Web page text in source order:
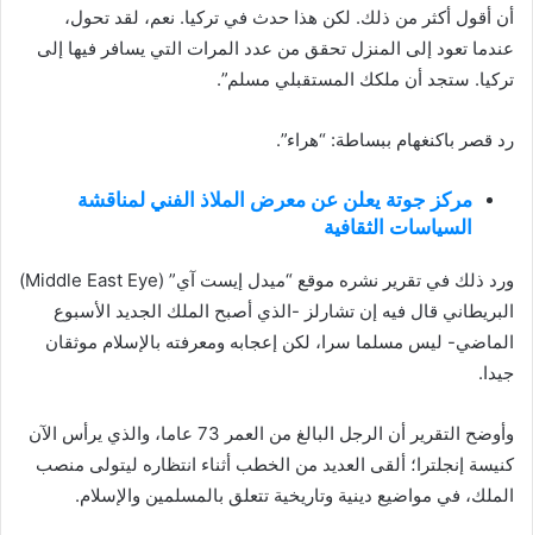
أن أقول أكثر من ذلك. لكن هذا حدث في تركيا. نعم، لقد تحول،
عندما تعود إلى المنزل تحقق من عدد المرات التي يسافر فيها إلى
تركيا. ستجد أن ملكك المستقبلي مسلم”.
رد قصر باكنغهام ببساطة: “هراء”.
مركز جوتة يعلن عن معرض الملاذ الفني لمناقشة
السياسات الثقافية
ورد ذلك في تقرير نشره موقع “ميدل إيست آي” (Middle East Eye)
البريطاني قال فيه إن تشارلز -الذي أصبح الملك الجديد الأسبوع
الماضي- ليس مسلما سرا، لكن إعجابه ومعرفته بالإسلام موثقان
جيدا.
وأوضح التقرير أن الرجل البالغ من العمر 73 عاما، والذي يرأس الآن
كنيسة إنجلترا؛ ألقى العديد من الخطب أثناء انتظاره ليتولى منصب
الملك، في مواضيع دينية وتاريخية تتعلق بالمسلمين والإسلام.